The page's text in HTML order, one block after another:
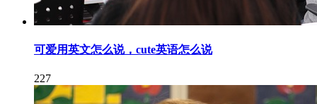
可爱用英文怎么说，cute英语怎么说
227